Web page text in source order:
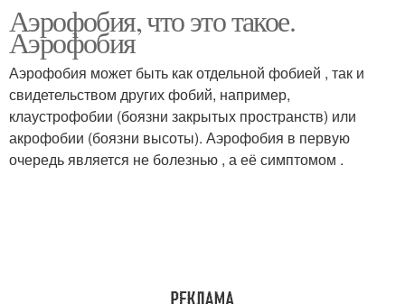
Аэрофобия, что это такое.
Аэрофобия
Аэрофобия может быть как отдельной фобией , так и
свидетельством других фобий, например,
клаустрофобии (боязни закрытых пространств) или
акрофобии (боязни высоты). Аэрофобия в первую
очередь является не болезнью , а её симптомом .